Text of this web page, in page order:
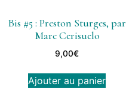
Bis #5 : Preston Sturges, par
Marc Cerisuelo
9,00€
Ajouter au panier